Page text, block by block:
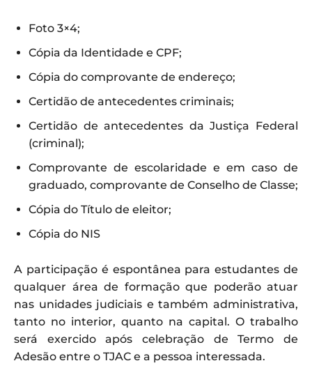
Foto 3×4;
Cópia da Identidade e CPF;
Cópia do comprovante de endereço;
Certidão de antecedentes criminais;
Certidão de antecedentes da Justiça Federal
(criminal);
Comprovante de escolaridade e em caso de
graduado, comprovante de Conselho de Classe;
Cópia do Título de eleitor;
Cópia do NIS
A participação é espontânea para estudantes de
qualquer área de formação que poderão atuar
nas unidades judiciais e também administrativa,
tanto no interior, quanto na capital. O trabalho
será exercido após celebração de Termo de
Adesão entre o TJAC e a pessoa interessada.